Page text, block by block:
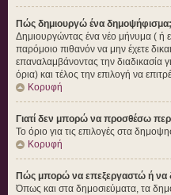
Πώς δημιουργώ ένα δημοψήφισμα;
Δημιουργώντας ένα νέο μήνυμα ( ή
παρόμοιο πιθανόν να μην έχετε
επαναλαμβάνοντας την διαδικασία
όρια) και τέλος την επιλογή να
Κορυφή
Γιατί δεν μπορώ να προσθέσω
Το όριο για τις επιλογές στα
Κορυφή
Πώς μπορώ να επεξεργαστώ ή να
Όπως και στα δημοσιεύματα, τα